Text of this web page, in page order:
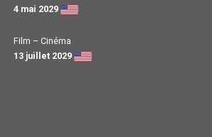
4 mai 2029
Film – Cinéma
13 juillet 2029